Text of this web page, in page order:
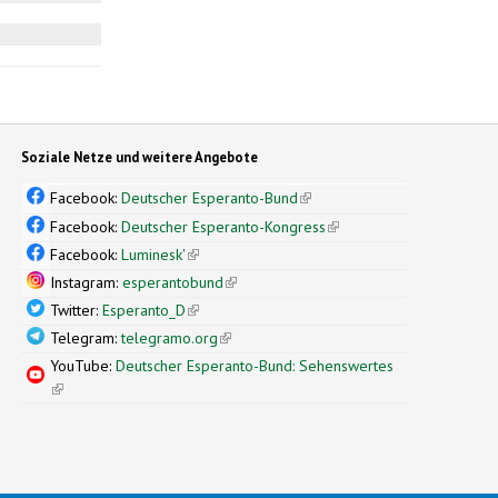
sends e-mail)
Soziale Netze und weitere Angebote
Facebook:Deutscher Esperanto-Bund(link is external)
Facebook:Deutscher Esperanto-Kongress(link is external)
Facebook:Luminesk'(link is external)
Instagram:esperantobund(link is external)
Twitter:Esperanto_D(link is external)
Telegram:telegramo.org(link is external)
YouTube:Deutscher Esperanto-Bund: Sehenswertes
(link is external)